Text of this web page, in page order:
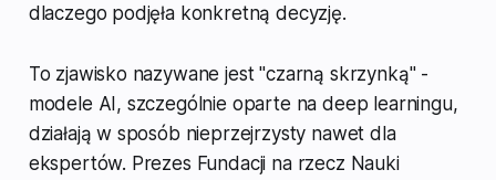
dlaczego podjęła konkretną decyzję.
To zjawisko nazywane jest "czarną skrzynką" -
modele AI, szczególnie oparte na deep learningu,
działają w sposób nieprzejrzysty nawet dla
ekspertów. Prezes Fundacji na rzecz Nauki